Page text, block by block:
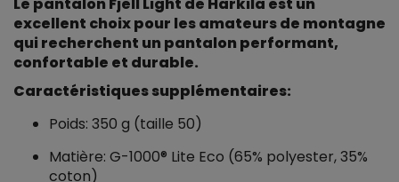
excellent choix pour les amateurs de montagne
qui recherchent un pantalon performant,
confortable et durable.
Caractéristiques supplémentaires:
Poids: 350 g (taille 50)
Matière: G-1000® Lite Eco (65% polyester, 35%
coton)